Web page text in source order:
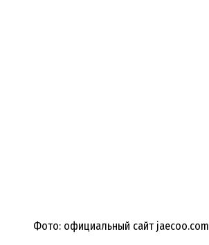
Фото: официальный сайт jaecoo.com